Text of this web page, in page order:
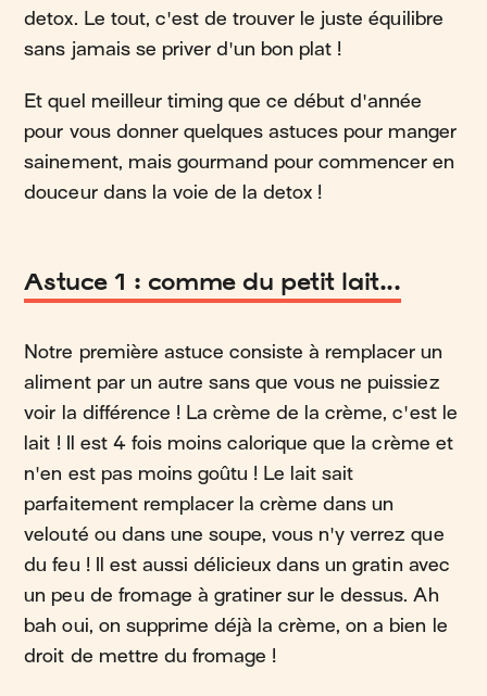
detox. Le tout, c'est de trouver le juste équilibre
sans jamais se priver d'un bon plat !
Et quel meilleur timing que ce début d'année
pour vous donner quelques astuces pour manger
sainement, mais gourmand pour commencer en
douceur dans la voie de la detox !
Astuce 1 : comme du petit lait...
Notre première astuce consiste à remplacer un
aliment par un autre sans que vous ne puissiez
voir la différence ! La crème de la crème, c'est le
lait ! Il est 4 fois moins calorique que la crème et
n'en est pas moins goûtu ! Le lait sait
parfaitement remplacer la crème dans un
velouté ou dans une soupe, vous n'y verrez que
du feu ! Il est aussi délicieux dans un gratin avec
un peu de fromage à gratiner sur le dessus. Ah
bah oui, on supprime déjà la crème, on a bien le
droit de mettre du fromage !